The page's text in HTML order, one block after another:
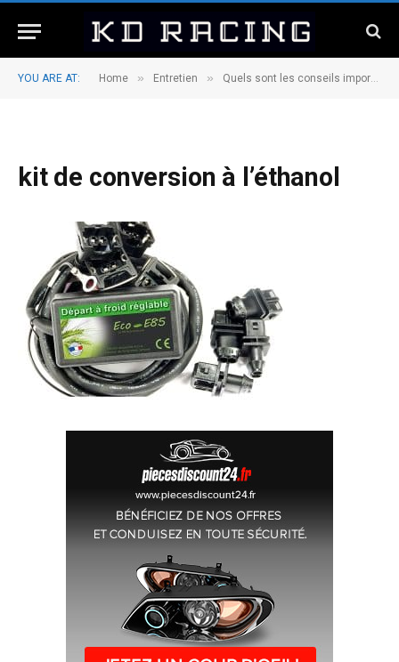
YOU ARE AT: Home » Entretien » Quels sont les conseils importants pour choisir un kit de Conversion à l’éthanol?
kit de conversion à l’éthanol